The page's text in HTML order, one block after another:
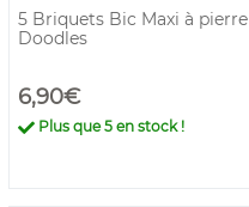
5 Briquets Bic Maxi à pierre
Doodles
6,90€
Plus que5 en stock !